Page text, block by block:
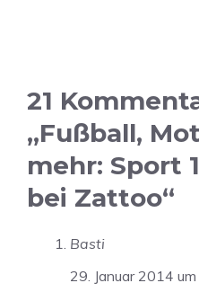
21
„Fußball,
mehr: Sport
bei Zattoo“
Basti
29. Januar 2014